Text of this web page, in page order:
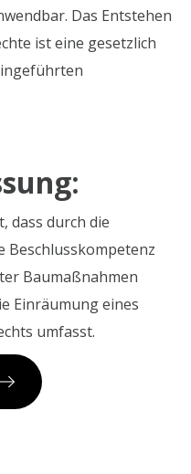
Das Entstehen
ist eine gesetzlich
dass durch die
Beschlusskompetenz
Baumaßnahmen
Einräumung eines
umfasst.